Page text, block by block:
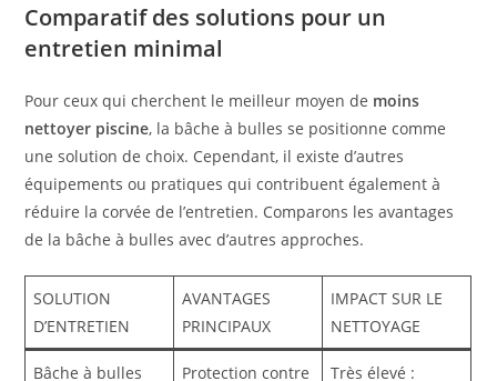
Comparatif des solutions pour un
entretien minimal
Pour ceux qui cherchent le meilleur moyen de moins
nettoyer piscine, la bâche à bulles se positionne comme
une solution de choix. Cependant, il existe d’autres
équipements ou pratiques qui contribuent également à
réduire la corvée de l’entretien. Comparons les avantages
de la bâche à bulles avec d’autres approches.
SOLUTION
D’ENTRETIEN
AVANTAGES
PRINCIPAUX
IMPACT SUR LE
NETTOYAGE
Bâche à bulles Protection contre Très élevé :